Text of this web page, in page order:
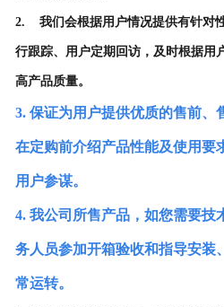
2. 我们会根据用户情况提供有针对
行跟踪、用户定期回访，及时根据用
高产品质量。
3. 保证为用户提供优质的售前、
在定购前介绍产品性能及使用要
用户参谋。
4. 我公司所售产品，如您需要技
务人员参加开箱验收和指导安装
常运转。